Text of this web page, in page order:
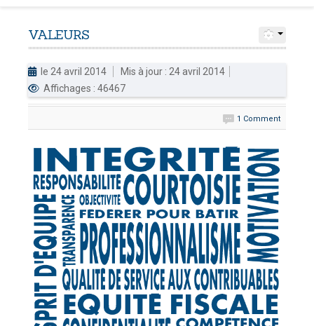
IMPÔTS
Le système fiscal
DOUANES
Douane Togolaise
CADASTRE &
Conserv. Foncière
ACTUALITES
Toute l'actualité!
DOCUMENTATION
Toute la Documentation
CONTACT
Contactez OTR
VALEURS
le 24 avril 2014
Mis à jour : 24 avril 2014
Affichages : 46467
1 Comment